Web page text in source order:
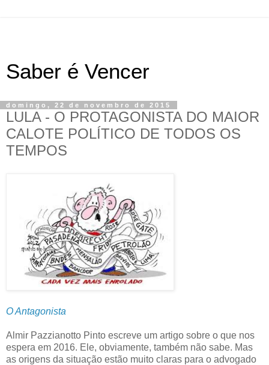
Saber é Vencer
domingo, 22 de novembro de 2015
LULA - O PROTAGONISTA DO MAIOR
CALOTE POLÍTICO DE TODOS OS
TEMPOS
O Antagonista
Almir Pazzianotto Pinto escreve um artigo sobre o que nos
espera em 2016. Ele, obviamente, também não sabe. Mas
as origens da situação estão muito claras para o advogado